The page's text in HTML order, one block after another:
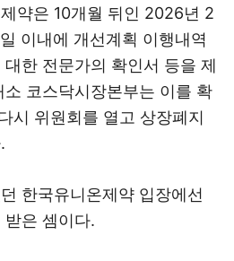
약은 10개월 뒤인 2026년 2
이내에 개선계획 이행내역
한 전문가의 확인서 등을 제
코스닥시장본부는 이를 확
시 위원회를 열고 상장폐지
한국유니온제약 입장에선
받은 셈이다.